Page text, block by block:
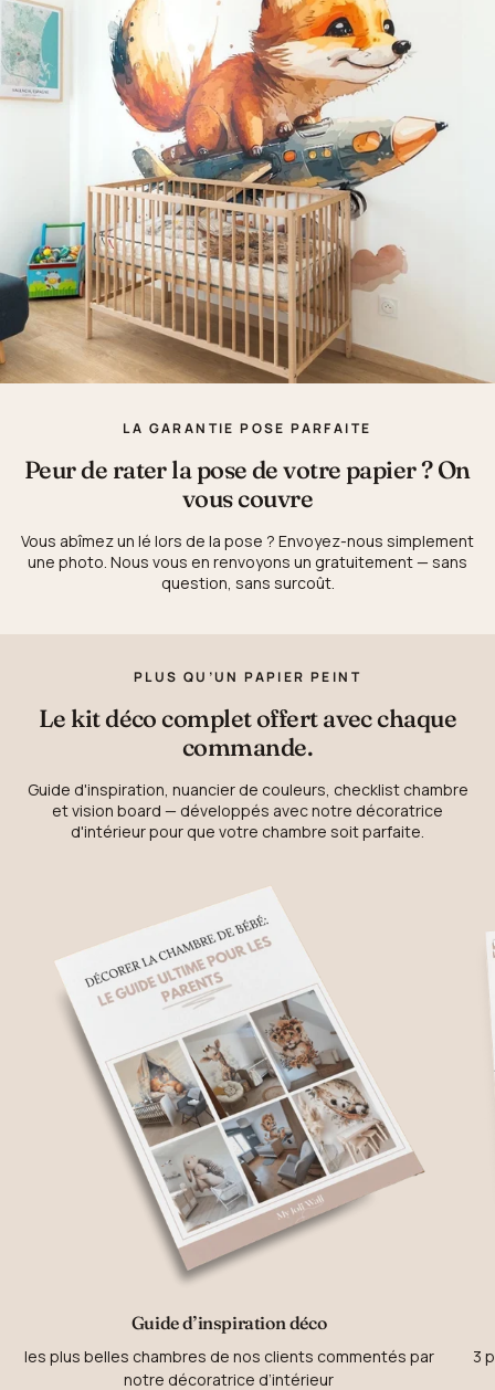
LA GARANTIE POSE PARFAITE
Peur de rater la pose de votre papier ? On
vous couvre
Vous abîmez un lé lors de la pose ? Envoyez-nous simplement
une photo. Nous vous en renvoyons un gratuitement — sans
question, sans surcoût.
PLUS QU’UN PAPIER PEINT
Le kit déco complet offert avec chaque
commande.
Guide d'inspiration, nuancier de couleurs, checklist chambre
et vision board — développés avec notre décoratrice
d'intérieur pour que votre chambre soit parfaite.
Guide d’inspiration déco
les plus belles chambres de nos clients commentés par
notre décoratrice d’intérieur
3